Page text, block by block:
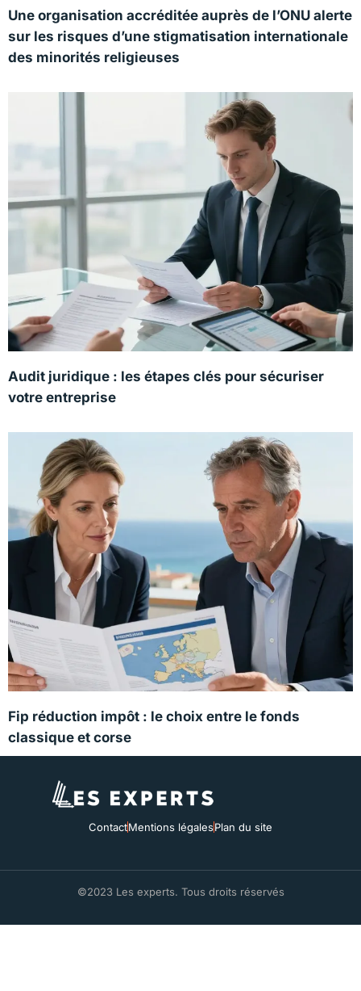
Une organisation accréditée auprès de l’ONU alerte
sur les risques d’une stigmatisation internationale
des minorités religieuses
Audit juridique : les étapes clés pour sécuriser
votre entreprise
Fip réduction impôt : le choix entre le fonds
classique et corse
ContactMentions légalesPlan du site
©2023 Les experts. Tous droits réservés